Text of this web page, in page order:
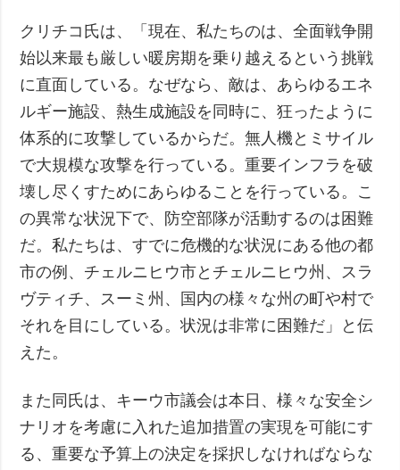
動画
クリチコ氏は、「現在、私たちのは、全面戦争開
始以来最も厳しい暖房期を乗り越えるという挑戦
に直面している。なぜなら、敵は、あらゆるエネ
ルギー施設、熱生成施設を同時に、狂ったように
体系的に攻撃しているからだ。無人機とミサイル
で大規模な攻撃を行っている。重要インフラを破
壊し尽くすためにあらゆることを行っている。こ
の異常な状況下で、防空部隊が活動するのは困難
だ。私たちは、すでに危機的な状況にある他の都
市の例、チェルニヒウ市とチェルニヒウ州、スラ
ヴティチ、スーミ州、国内の様々な州の町や村で
それを目にしている。状況は非常に困難だ」と伝
えた。
また同氏は、キーウ市議会は本日、様々な安全シ
ナリオを考慮に入れた追加措置の実現を可能にす
る、重要な予算上の決定を採択しなければならな